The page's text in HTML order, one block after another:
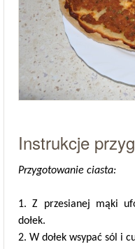
Instrukcje
Przygotowanie ciasta:
1. Z przesianej mąki
dołek.
2. W dołek wsypać sól i